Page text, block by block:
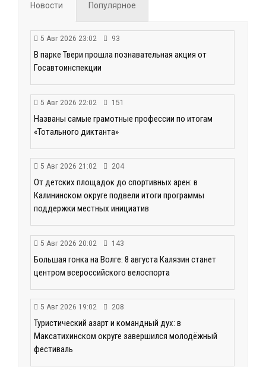
Новости Популярное
5 Авг 2026 23:02 93
В парке Твери прошла познавательная акция от
Госавтоинспекции
5 Авг 2026 22:02 151
Названы самые грамотные профессии по итогам
«Тотального диктанта»
5 Авг 2026 21:02 204
От детских площадок до спортивных арен: в
Калининском округе подвели итоги программы
поддержки местных инициатив
5 Авг 2026 20:02 143
Большая гонка на Волге: 8 августа Калязин станет
центром всероссийского велоспорта
5 Авг 2026 19:02 208
Туристический азарт и командный дух: в
Максатихинском округе завершился молодёжный
фестиваль